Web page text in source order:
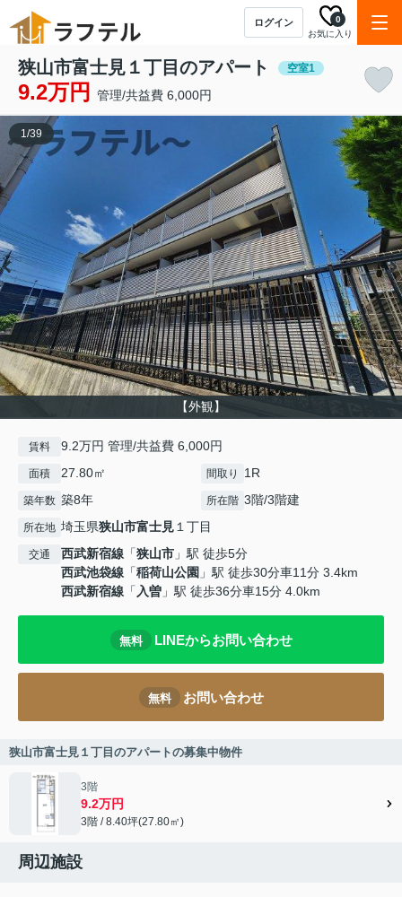
ログイン
お気に入り
0
狭山市富士見１丁目のアパート 空室1
9.2万円 管理/共益費 6,000円
【外観】
1/39
賃料 9.2万円 管理/共益費 6,000円
面積 27.80㎡ 間取り 1R
築年数 築8年 所在階 3階/3階建
所在地 埼玉県狭山市富士見１丁目
交通 西武新宿線 「狭山市 」駅 徒歩5分
西武池袋線 「稲荷山公園 」駅 徒歩30分車11分 3.4km
西武新宿線 「入曽 」駅 徒歩36分車15分 4.0km
無料 LINEからお問い合わせ
無料 お問い合わせ
狭山市富士見１丁目のアパートの募集中物件
3階
9.2万円
3階 / 8.40坪(27.80㎡)
周辺施設